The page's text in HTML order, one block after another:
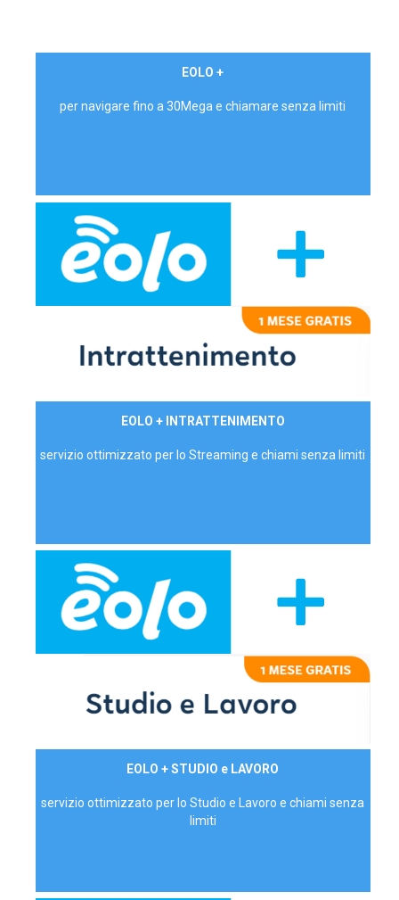
EOLO +
per navigare fino a 30Mega e chiamare senza limiti
EOLO + INTRATTENIMENTO
servizio ottimizzato per lo Streaming e chiami senza limiti
EOLO + STUDIO e LAVORO
servizio ottimizzato per lo Studio e Lavoro e chiami senza
limiti